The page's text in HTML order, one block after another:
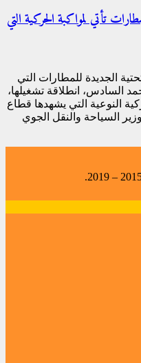
تأتي لمواكبة الحركية التي
الجديدة للمطارات التي
السادس، انطلاقة تشغيلها،
النوعية التي يشهدها قطاع
السياحة والنقل الجوي